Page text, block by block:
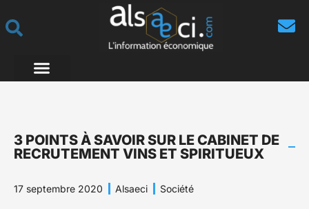
3 POINTS À SAVOIR SUR LE CABINET DE
RECRUTEMENT VINS ET SPIRITUEUX
17 septembre 2020 Alsaeci Société